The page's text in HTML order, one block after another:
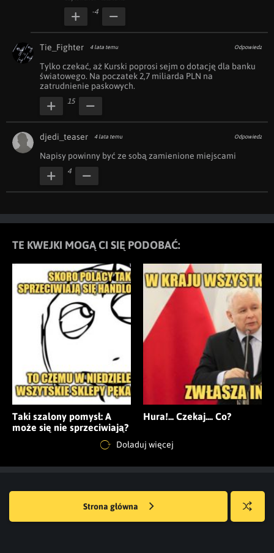
-4
Tie_Fighter 4 lata temu Odpowiedz
Tylko czekać, aż Kurski poprosi sejm o dotację dla banku
światowego. Na poczatek 2,7 miliarda PLN na
zatrudnienie paskowych.
15
djedi_teaser 4 lata temu Odpowiedz
Napisy powinny być ze sobą zamienione miejscami
4
TE KWEJKI MOGĄ CI SIĘ PODOBAĆ:
Taki szalony pomysł: A
może się nie sprzeciwiają?
Hura!... Czekaj.... Co?
Doładuj więcej
Strona główna